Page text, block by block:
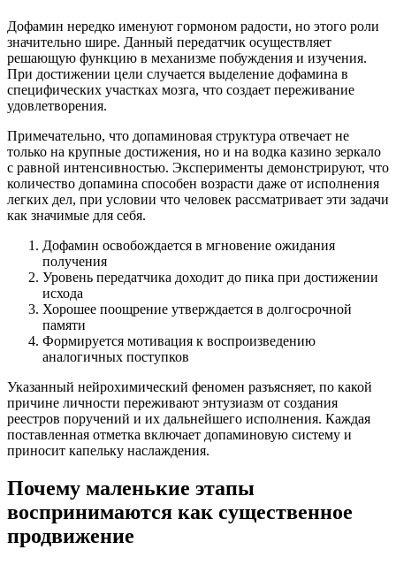
Дофамин нередко именуют гормоном радости, но этого роли
значительно шире. Данный передатчик осуществляет
решающую функцию в механизме побуждения и изучения.
При достижении цели случается выделение дофамина в
специфических участках мозга, что создает переживание
удовлетворения.
Примечательно, что допаминовая структура отвечает не
только на крупные достижения, но и на водка казино зеркало
с равной интенсивностью. Эксперименты демонстрируют, что
количество допамина способен возрасти даже от исполнения
легких дел, при условии что человек рассматривает эти задачи
как значимые для себя.
Дофамин освобождается в мгновение ожидания
получения
Уровень передатчика доходит до пика при достижении
исхода
Хорошее поощрение утверждается в долгосрочной
памяти
Формируется мотивация к воспроизведению
аналогичных поступков
Указанный нейрохимический феномен разъясняет, по какой
причине личности переживают энтузиазм от создания
реестров поручений и их дальнейшего исполнения. Каждая
поставленная отметка включает допаминовую систему и
приносит капельку наслаждения.
Почему маленькие этапы
воспринимаются как существенное
продвижение